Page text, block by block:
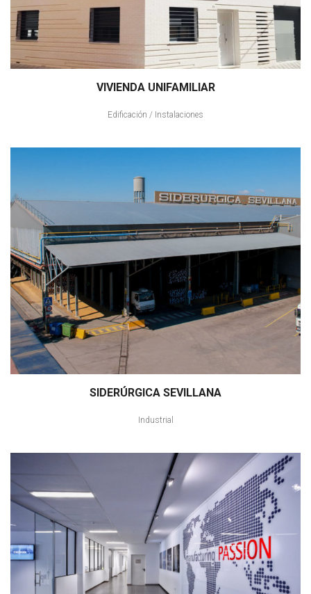
VIVIENDA UNIFAMILIAR
Edificación / Instalaciones
SIDERÚRGICA SEVILLANA
Industrial